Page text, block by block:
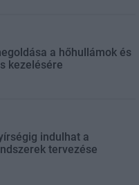
a hőhullámok és
kezelésére
indulhat a
tervezése